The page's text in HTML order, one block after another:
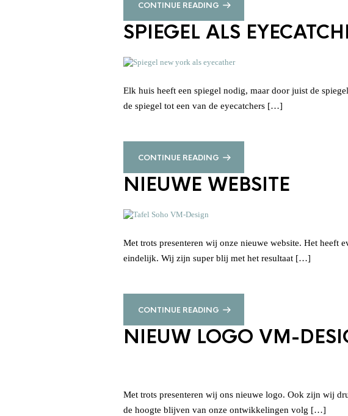
CONTINUE READING
SPIEGEL ALS
Elk huis heeft een spiegel nodig, maar door juist de
de spiegel tot een van de eyecatchers […]
CONTINUE READING
NIEUWE WEBSITE
Met trots presenteren wij onze nieuwe website. Het heeft
eindelijk. Wij zijn super blij met het resultaat […]
CONTINUE READING
NIEUW LOGO VM-
Met trots presenteren wij ons nieuwe logo. Ook zijn wij
de hoogte blijven van onze ontwikkelingen volg […]